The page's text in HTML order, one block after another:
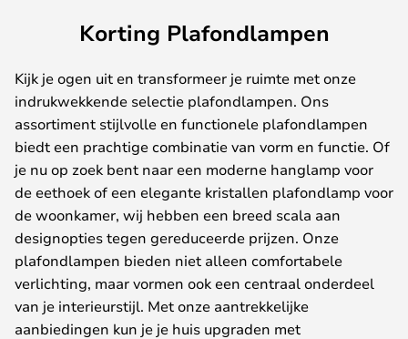
Korting Plafondlampen
Kijk je ogen uit en transformeer je ruimte met onze
indrukwekkende selectie plafondlampen. Ons
assortiment stijlvolle en functionele plafondlampen
biedt een prachtige combinatie van vorm en functie. Of
je nu op zoek bent naar een moderne hanglamp voor
de eethoek of een elegante kristallen plafondlamp voor
de woonkamer, wij hebben een breed scala aan
designopties tegen gereduceerde prijzen. Onze
plafondlampen bieden niet alleen comfortabele
verlichting, maar vormen ook een centraal onderdeel
van je interieurstijl. Met onze aantrekkelijke
aanbiedingen kun je je huis upgraden met